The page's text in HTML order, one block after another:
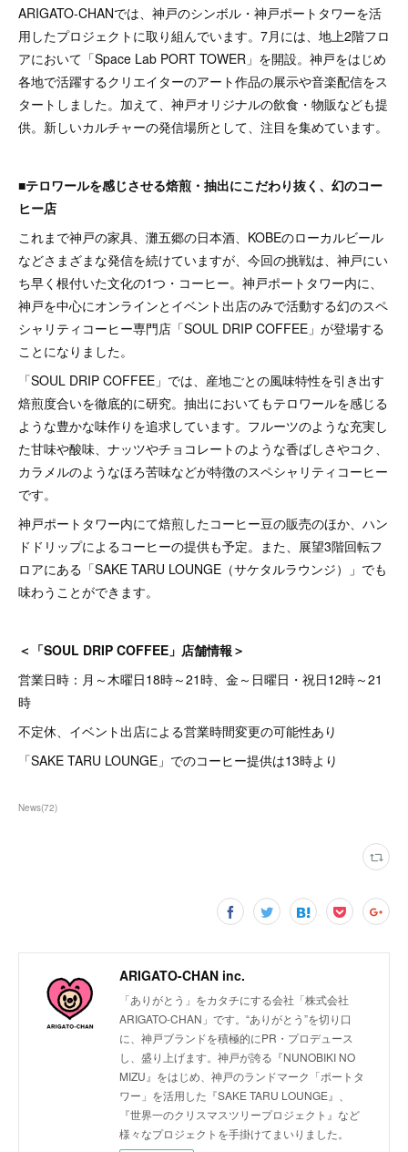
ARIGATO-CHANでは、神戸のシンボル・神戸ポートタワーを活
用したプロジェクトに取り組んでいます。7月には、地上2階フロ
アにおいて「Space Lab PORT TOWER」を開設。神戸をはじめ
各地で活躍するクリエイターのアート作品の展示や音楽配信をス
タートしました。加えて、神戸オリジナルの飲食・物販なども提
供。新しいカルチャーの発信場所として、注目を集めています。
■テロワールを感じさせる焙煎・抽出にこだわり抜く、幻のコー
ヒー店
これまで神戸の家具、灘五郷の日本酒、KOBEのローカルビール
などさまざまな発信を続けていますが、今回の挑戦は、神戸にい
ち早く根付いた文化の1つ・コーヒー。神戸ポートタワー内に、
神戸を中心にオンラインとイベント出店のみで活動する幻のスペ
シャリティコーヒー専門店「SOUL DRIP COFFEE」が登場する
ことになりました。
「SOUL DRIP COFFEE」では、産地ごとの風味特性を引き出す
焙煎度合いを徹底的に研究。抽出においてもテロワールを感じる
ような豊かな味作りを追求しています。フルーツのような充実し
た甘味や酸味、ナッツやチョコレートのような香ばしさやコク、
カラメルのようなほろ苦味などが特徴のスペシャリティコーヒー
です。
神戸ポートタワー内にて焙煎したコーヒー豆の販売のほか、ハン
ドドリップによるコーヒーの提供も予定。また、展望3階回転フ
ロアにある「SAKE TARU LOUNGE（サケタルラウンジ）」でも
味わうことができます。
＜「SOUL DRIP COFFEE」店舗情報＞
営業日時：月～木曜日18時～21時、金～日曜日・祝日12時～21
時
不定休、イベント出店による営業時間変更の可能性あり
「SAKE TARU LOUNGE」でのコーヒー提供は13時より
News(72)
ARIGATO-CHAN inc.
「ありがとう」をカタチにする会社「株式会社
ARIGATO-CHAN」です。“ありがとう”を切り口
に、神戸ブランドを積極的にPR・プロデュース
し、盛り上げます。神戸が誇る『NUNOBIKI NO
MIZU』をはじめ、神戸のランドマーク「ポートタ
ワー」を活用した『SAKE TARU LOUNGE』、
『世界一のクリスマスツリープロジェクト』など
様々なプロジェクトを手掛けてまいりました。